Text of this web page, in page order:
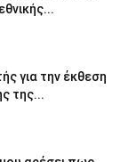
για την έκθεση
της...